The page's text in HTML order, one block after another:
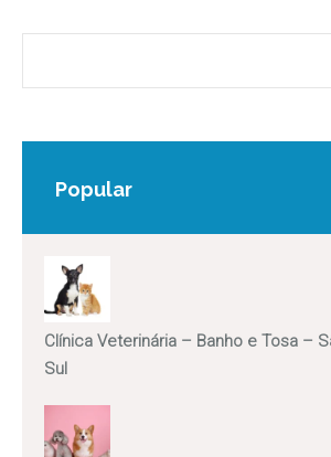
Popular
Clínica Veterinária – Banho e Tosa –
Sul